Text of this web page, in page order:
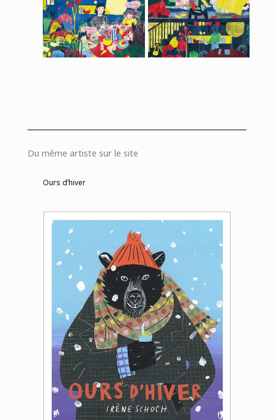
Du même artiste sur le site
Ours d’hiver